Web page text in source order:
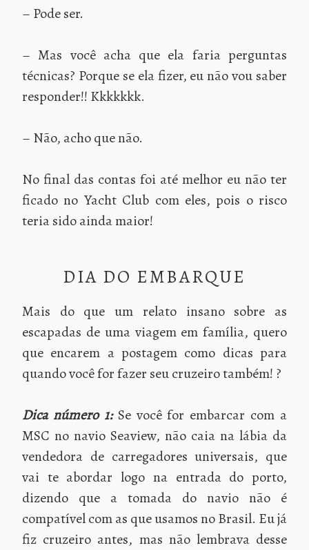
– Pode ser.
– Mas você acha que ela faria perguntas
técnicas? Porque se ela fizer, eu não vou saber
responder!! Kkkkkkk.
– Não, acho que não.
No final das contas foi até melhor eu não ter
ficado no Yacht Club com eles, pois o risco
teria sido ainda maior!
DIA DO EMBARQUE
Mais do que um relato insano sobre as
escapadas de uma viagem em família, quero
que encarem a postagem como dicas para
quando você for fazer seu cruzeiro também! ?
Dica número 1:Se você for embarcar com a
MSC no navio Seaview, não caia na lábia da
vendedora de carregadores universais, que
vai te abordar logo na entrada do porto,
dizendo que a tomada do navio não é
compatível com as que usamos no Brasil. Eu já
fiz cruzeiro antes, mas não lembrava desse